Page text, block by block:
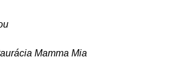
Mamma Mia